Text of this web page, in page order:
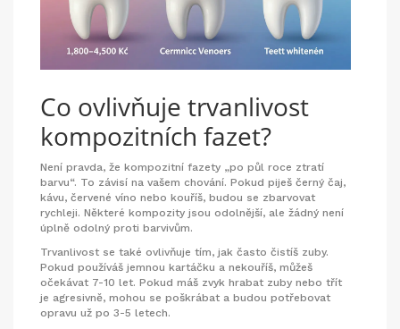
Co ovlivňuje trvanlivost
kompozitních fazet?
Není pravda, že kompozitní fazety „po půl roce ztratí
barvu“. To závisí na vašem chování. Pokud piješ černý čaj,
kávu, červené víno nebo kouříš, budou se zbarvovat
rychleji. Některé kompozity jsou odolnější, ale žádný není
úplně odolný proti barvivům.
Trvanlivost se také ovlivňuje tím, jak často čistíš zuby.
Pokud používáš jemnou kartáčku a nekouříš, můžeš
očekávat 7-10 let. Pokud máš zvyk hrabat zuby nebo třít
je agresivně, mohou se poškrábat a budou potřebovat
opravu už po 3-5 letech.